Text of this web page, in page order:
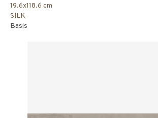
19.6x118.6 cm
SILK
Basis